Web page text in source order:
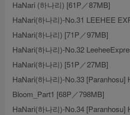
HaNari (하나리) [61P／87MB]
HaNari(하나리)-No.31 LEEHEE
HaNari(하나리) [71P／97MB]
HaNari(하나리)-No.32
HaNari(하나리) [51P／27MB]
HaNari(하나리)-No.33 [Paranhosu]
Bloom_Part1 [68P／798MB]
HaNari(하나리)-No.34 [Paranhosu]